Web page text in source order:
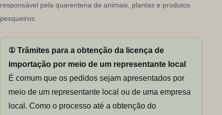
responsável pela quarentena de animais, plantas e produtos
pesqueiros.
① Trâmites para a obtenção da licença de
importação por meio de um representante local
É comum que os pedidos sejam apresentados por
meio de um representante local ou de uma empresa
local. Como o processo até a obtenção do